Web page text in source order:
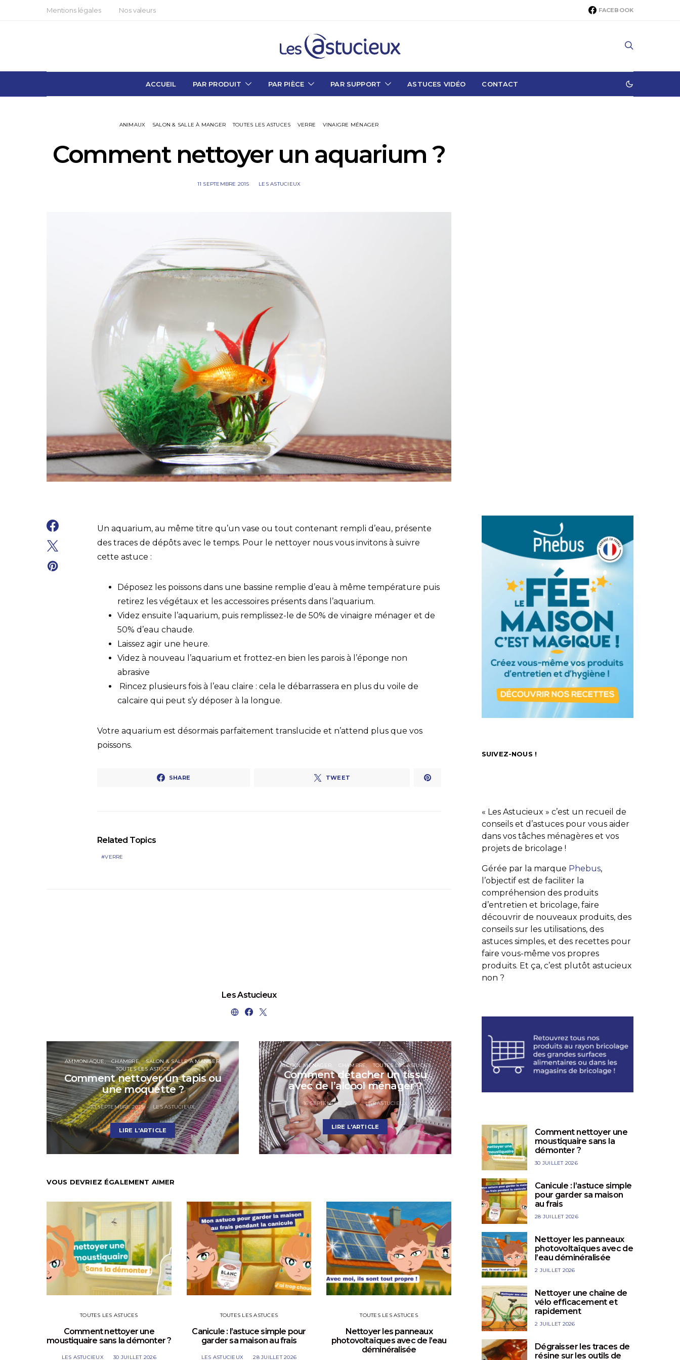
Mentions légales Nos valeurs FACEBOOK
ACCUEIL PAR PRODUIT PAR PIÈCE PAR SUPPORT ASTUCES VIDÉO CONTACT
ANIMAUX SALON & SALLE À MANGER TOUTES LES ASTUCES VERRE VINAIGRE MÉNAGER
Comment nettoyer un aquarium ?
11 SEPTEMBRE 2015 LES ASTUCIEUX
Un aquarium, au même titre qu’un vase ou tout contenant rempli d’eau, présente
des traces de dépôts avec le temps. Pour le nettoyer nous vous invitons à suivre
cette astuce :
Déposez les poissons dans une bassine remplie d’eau à même température puis
retirez les végétaux et les accessoires présents dans l’aquarium.
Videz ensuite l’aquarium, puis remplissez-le de 50% de vinaigre ménager et de
50% d’eau chaude.
Laissez agir une heure.
Videz à nouveau l’aquarium et frottez-en bien les parois à l’éponge non
abrasive
Rincez plusieurs fois à l’eau claire : cela le débarrassera en plus du voile de
calcaire qui peut s’y déposer à la longue.
Votre aquarium est désormais parfaitement translucide et n’attend plus que vos
poissons.
SHARE TWEET
Related Topics
VERRE
Les Astucieux
AMMONIAQUE CHAMBRE
SALON & SALLE À MANGER
TOUTES LES ASTUCES
Comment nettoyer un tapis ou
une moquette ?
10 SEPTEMBRE 2015 LES ASTUCIEUX
LIRE L'ARTICLE
ALCOOL MÉNAGER CHAMBRE TOUTES LES ASTUCES
Comment détacher un tissu
avec de l’alcool ménager ?
16 SEPTEMBRE 2015 LES ASTUCIEUX
LIRE L'ARTICLE
VOUS DEVRIEZ ÉGALEMENT AIMER
TOUTES LES ASTUCES
Comment nettoyer une
moustiquaire sans la démonter ?
LES ASTUCIEUX 30 JUILLET 2026
TOUTES LES ASTUCES
Canicule : l’astuce simple pour
garder sa maison au frais
LES ASTUCIEUX 28 JUILLET 2026
TOUTES LES ASTUCES
Nettoyer les panneaux
photovoltaïques avec de l’eau
déminéralisée
TOUTES LES ASTUCES
Nettoyer une chaîne de vélo
efficacement et rapidement
LES ASTUCIEUX 2 JUILLET 2026
SUIVEZ-NOUS !
« Les Astucieux » c’est un recueil de
conseils et d’astuces pour vous aider
dans vos tâches ménagères et vos
projets de bricolage !
Gérée par la marque Phebus,
l’objectif est de faciliter la
compréhension des produits
d’entretien et bricolage, faire
découvrir de nouveaux produits, des
conseils sur les utilisations, des
astuces simples, et des recettes pour
faire vous-même vos propres
produits. Et ça, c’est plutôt astucieux
non ?
Comment nettoyer une
moustiquaire sans la
démonter ?
30 JUILLET 2026
Canicule : l’astuce simple
pour garder sa maison
au frais
28 JUILLET 2026
Nettoyer les panneaux
photovoltaïques avec de
l’eau déminéralisée
2 JUILLET 2026
Nettoyer une chaîne de
vélo efficacement et
rapidement
2 JUILLET 2026
Dégraisser les traces de
résine sur les outils de